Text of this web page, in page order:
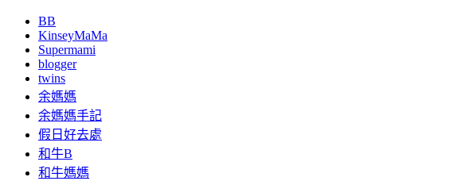
BB
KinseyMaMa
Supermami
blogger
twins
余媽媽
余媽媽手記
假日好去處
和牛B
和牛媽媽